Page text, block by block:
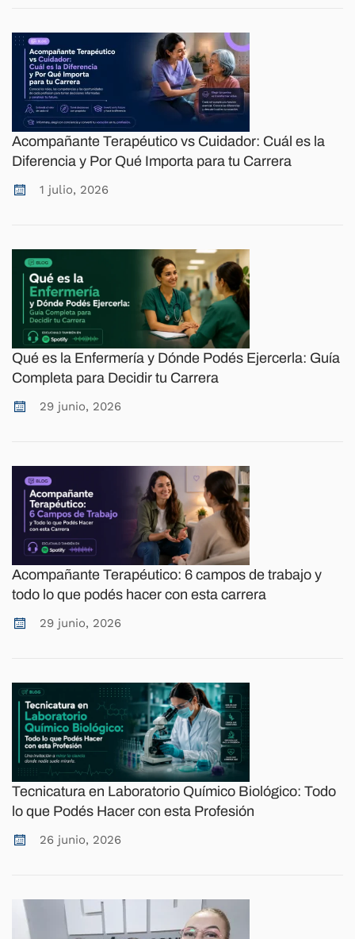
Acompañante Terapéutico vs Cuidador: Cuál es la
Diferencia y Por Qué Importa para tu Carrera
1 julio, 2026
Qué es la Enfermería y Dónde Podés Ejercerla: Guía
Completa para Decidir tu Carrera
29 junio, 2026
Acompañante Terapéutico: 6 campos de trabajo y
todo lo que podés hacer con esta carrera
29 junio, 2026
Tecnicatura en Laboratorio Químico Biológico: Todo
lo que Podés Hacer con esta Profesión
26 junio, 2026